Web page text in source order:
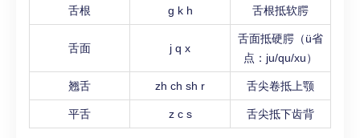
舌根 g k h 舌根抵软腭
舌面 j q x
舌面抵硬腭（ü省
点：ju/qu/xu）
翘舌 zh ch sh r 舌尖卷抵上颚
平舌 z c s 舌尖抵下齿背